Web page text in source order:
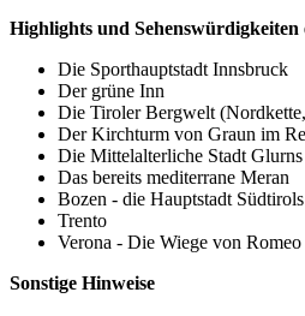
Highlights und Sehenswürdigkeiten
Die Sporthauptstadt Innsbruck
Der grüne Inn
Die Tiroler Bergwelt
Der Kirchturm von Graun im
Die Mittelalterliche Stadt Glurns
Das bereits mediterrane Meran
Bozen - die Hauptstadt Südtirols
Trento
Verona - Die Wiege von Romeo
Sonstige Hinweise